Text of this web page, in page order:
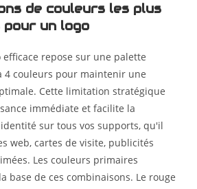
de couleurs les plus
un logo
repose sur une palette
4 couleurs pour maintenir une
Cette limitation stratégique
immédiate et facilite la
sur tous vos supports, qu'il
web, cartes de visite, publicités
Les couleurs primaires
base de ces combinaisons. Le rouge